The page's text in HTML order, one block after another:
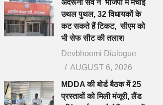
अंदरूनी सर्वे ने भाजपा में मचाई
उथल पुथल, 32 विधायकों के
कट सकते हैं टिकट, सीएम को
भी सेफ सीट की तलाश
Devbhoomi Dialogue
AUGUST 6, 2026
MDDA की बोर्ड बैठक में 25
प्रस्तावों को मिली मंजूरी, लैंड